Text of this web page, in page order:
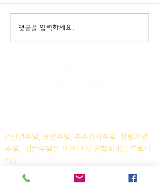
댓글을 입력하세요.
(*신년주일, 부활주일, 추수감사주일, 창립기념
주일, 성탄주일은 오전11시 연합예배를 드립니
다.)
주일EM예배 11am
수요삼일예배 8pm